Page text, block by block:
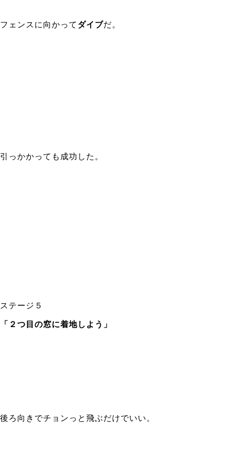
フェンスに向かって ダイブだ。
引っかかっても成功した。
ステージ５
「２つ目の窓に着地しよう」
後ろ向きでチョンっと飛ぶだけでいい。